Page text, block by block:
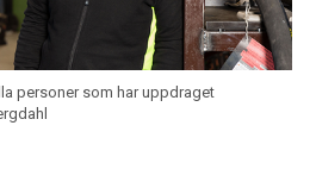
personer som har uppdraget